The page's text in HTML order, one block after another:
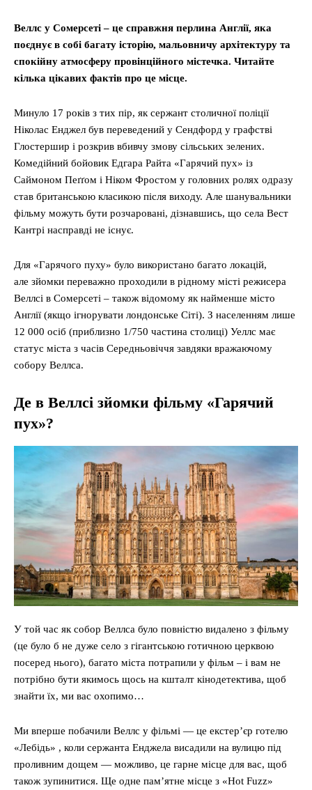
Веллс у Сомерсеті – це справжня перлина Англії, яка
поєднує в собі багату історію, мальовничу архітектуру та
спокійну атмосферу провінційного містечка. Читайте
кілька цікавих фактів про це місце.
Минуло 17 років з тих пір, як сержант столичної поліції
Ніколас Енджел був переведений у Сендфорд у графстві
Глостершир і розкрив вбивчу змову сільських зелених.
Комедійний бойовик Едгара Райта «Гарячий пух» із
Саймоном Пеґґом і Ніком Фростом у головних ролях одразу
став британською класикою після виходу. Але шанувальники
фільму можуть бути розчаровані, дізнавшись, що села Вест
Кантрі насправді не існує.
Для «Гарячого пуху» було використано багато локацій,
але зйомки переважно проходили в рідному місті режисера
Веллсі в Сомерсеті – також відомому як найменше місто
Англії (якщо ігнорувати лондонське Сіті). З населенням лише
12 000 осіб (приблизно 1/750 частина столиці) Уеллс має
статус міста з часів Середньовіччя завдяки вражаючому
собору Веллса.
Де в Веллсі зйомки фільму «Гарячий
пух»?
У той час як собор Веллса було повністю видалено з фільму
(це було б не дуже село з гігантською готичною церквою
посеред нього), багато міста потрапили у фільм – і вам не
потрібно бути якимось щось на кшталт кінодетектива, щоб
знайти їх, ми вас охопимо…
Ми вперше побачили Веллс у фільмі — це екстер’єр готелю
«Лебідь» , коли сержанта Енджела висадили на вулицю під
проливним дощем — можливо, це гарне місце для вас, щоб
також зупинитися. Ще одне пам’ятне місце з «Hot Fuzz»